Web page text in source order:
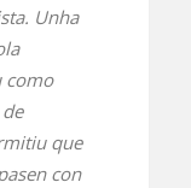
Unha
como
que
con